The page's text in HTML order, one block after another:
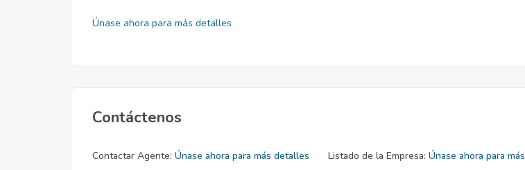
Únase ahora para más detalles
Contáctenos
Contactar Agente: Únase ahora para más detalles Listado de la Empresa: Únase ahora para más